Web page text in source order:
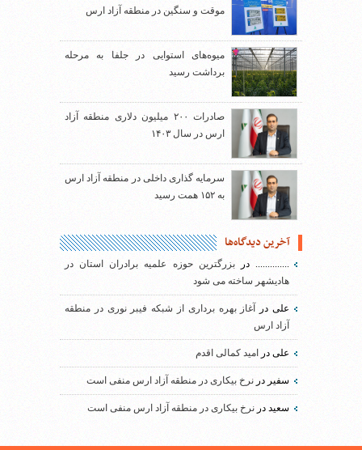
موقت و سنگین در منطقه آزاد ارس
میوه‌های استوایی در جلفا به مرحله
برداشت رسید
صادرات ۲۰۰ میلیون دلاری منطقه آزاد
ارس در سال ۱۴۰۳
سرمایه گذاری داخلی در منطقه آزاد ارس
به ۱۵۲ همت رسید
آخرین دیدگاه‌ها
..............دربزرگترین حوزه علمیه برادران استان در
هادیشهر ساخته می شود
علیدر
آغاز بهره برداری از شبکه فیبر نوری در منطقه
آزاد ارس
علی در امید کمالی اقدم
سفیر در نرخ بیکاری در منطقه آزاد ارس منفی است
سعید در نرخ بیکاری در منطقه آزاد ارس منفی است